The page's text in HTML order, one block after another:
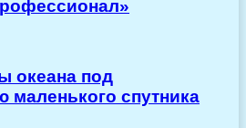
океана под
маленького спутника